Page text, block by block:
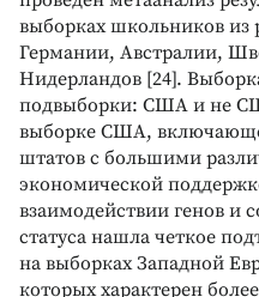
выборках школьников
Германии, Австралии,
Нидерландов [24].
подвыборки: США и не
выборке США,
штатов с большими
экономической
взаимодействии генов и
статуса нашла четкое
на выборках Западной
которых характерен